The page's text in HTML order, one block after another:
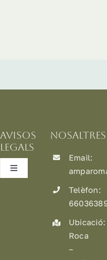
AVISOS
LEGALS
Toggle
Política de privadesa
Condicions d’ús
NOSALTRES
Email:
Telèfon:
Ubicació:
Roca
–